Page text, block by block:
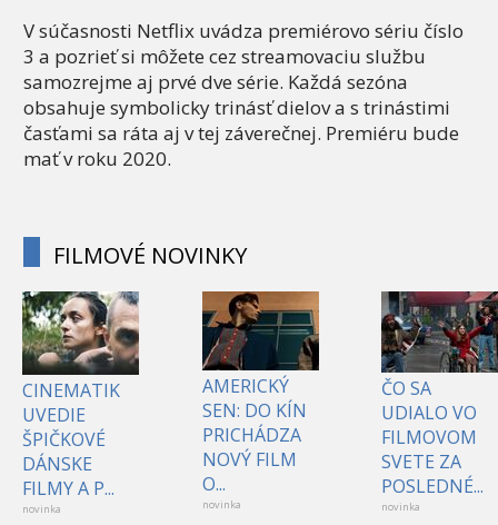
V súčasnosti Netflix uvádza premiérovo sériu číslo
3 a pozrieť si môžete cez streamovaciu službu
samozrejme aj prvé dve série. Každá sezóna
obsahuje symbolicky trinásť dielov a s trinástimi
časťami sa ráta aj v tej záverečnej. Premiéru bude
mať v roku 2020.
FILMOVÉ NOVINKY
CINEMATIK
UVEDIE
ŠPIČKOVÉ
DÁNSKE
FILMY A P...
novinka
AMERICKÝ
SEN: DO KÍN
PRICHÁDZA
NOVÝ FILM
O...
novinka
ČO SA
UDIALO VO
FILMOVOM
SVETE ZA
POSLEDNÉ...
novinka